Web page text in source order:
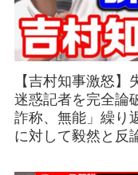
【吉村知事激怒
迷惑記者を完全論
詐称、無能」繰り
に対して毅然と反